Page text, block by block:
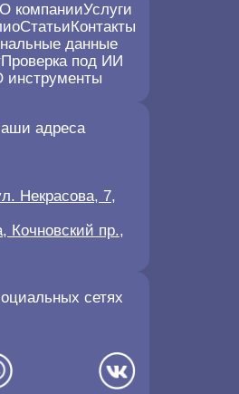
О компанииУслуги
СтатьиКонтакты
данные
Проверка под ИИ
инструменты
сетях
адреса
Некрасова, 7,
Кочновский пр.,